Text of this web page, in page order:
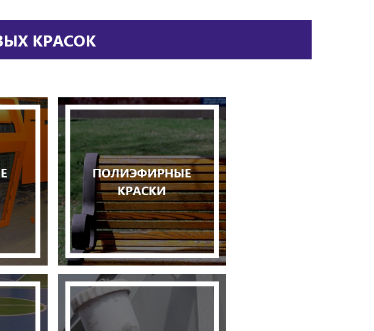
КРАСОК
ПОЛИЭФИРНЫЕ
КРАСКИ